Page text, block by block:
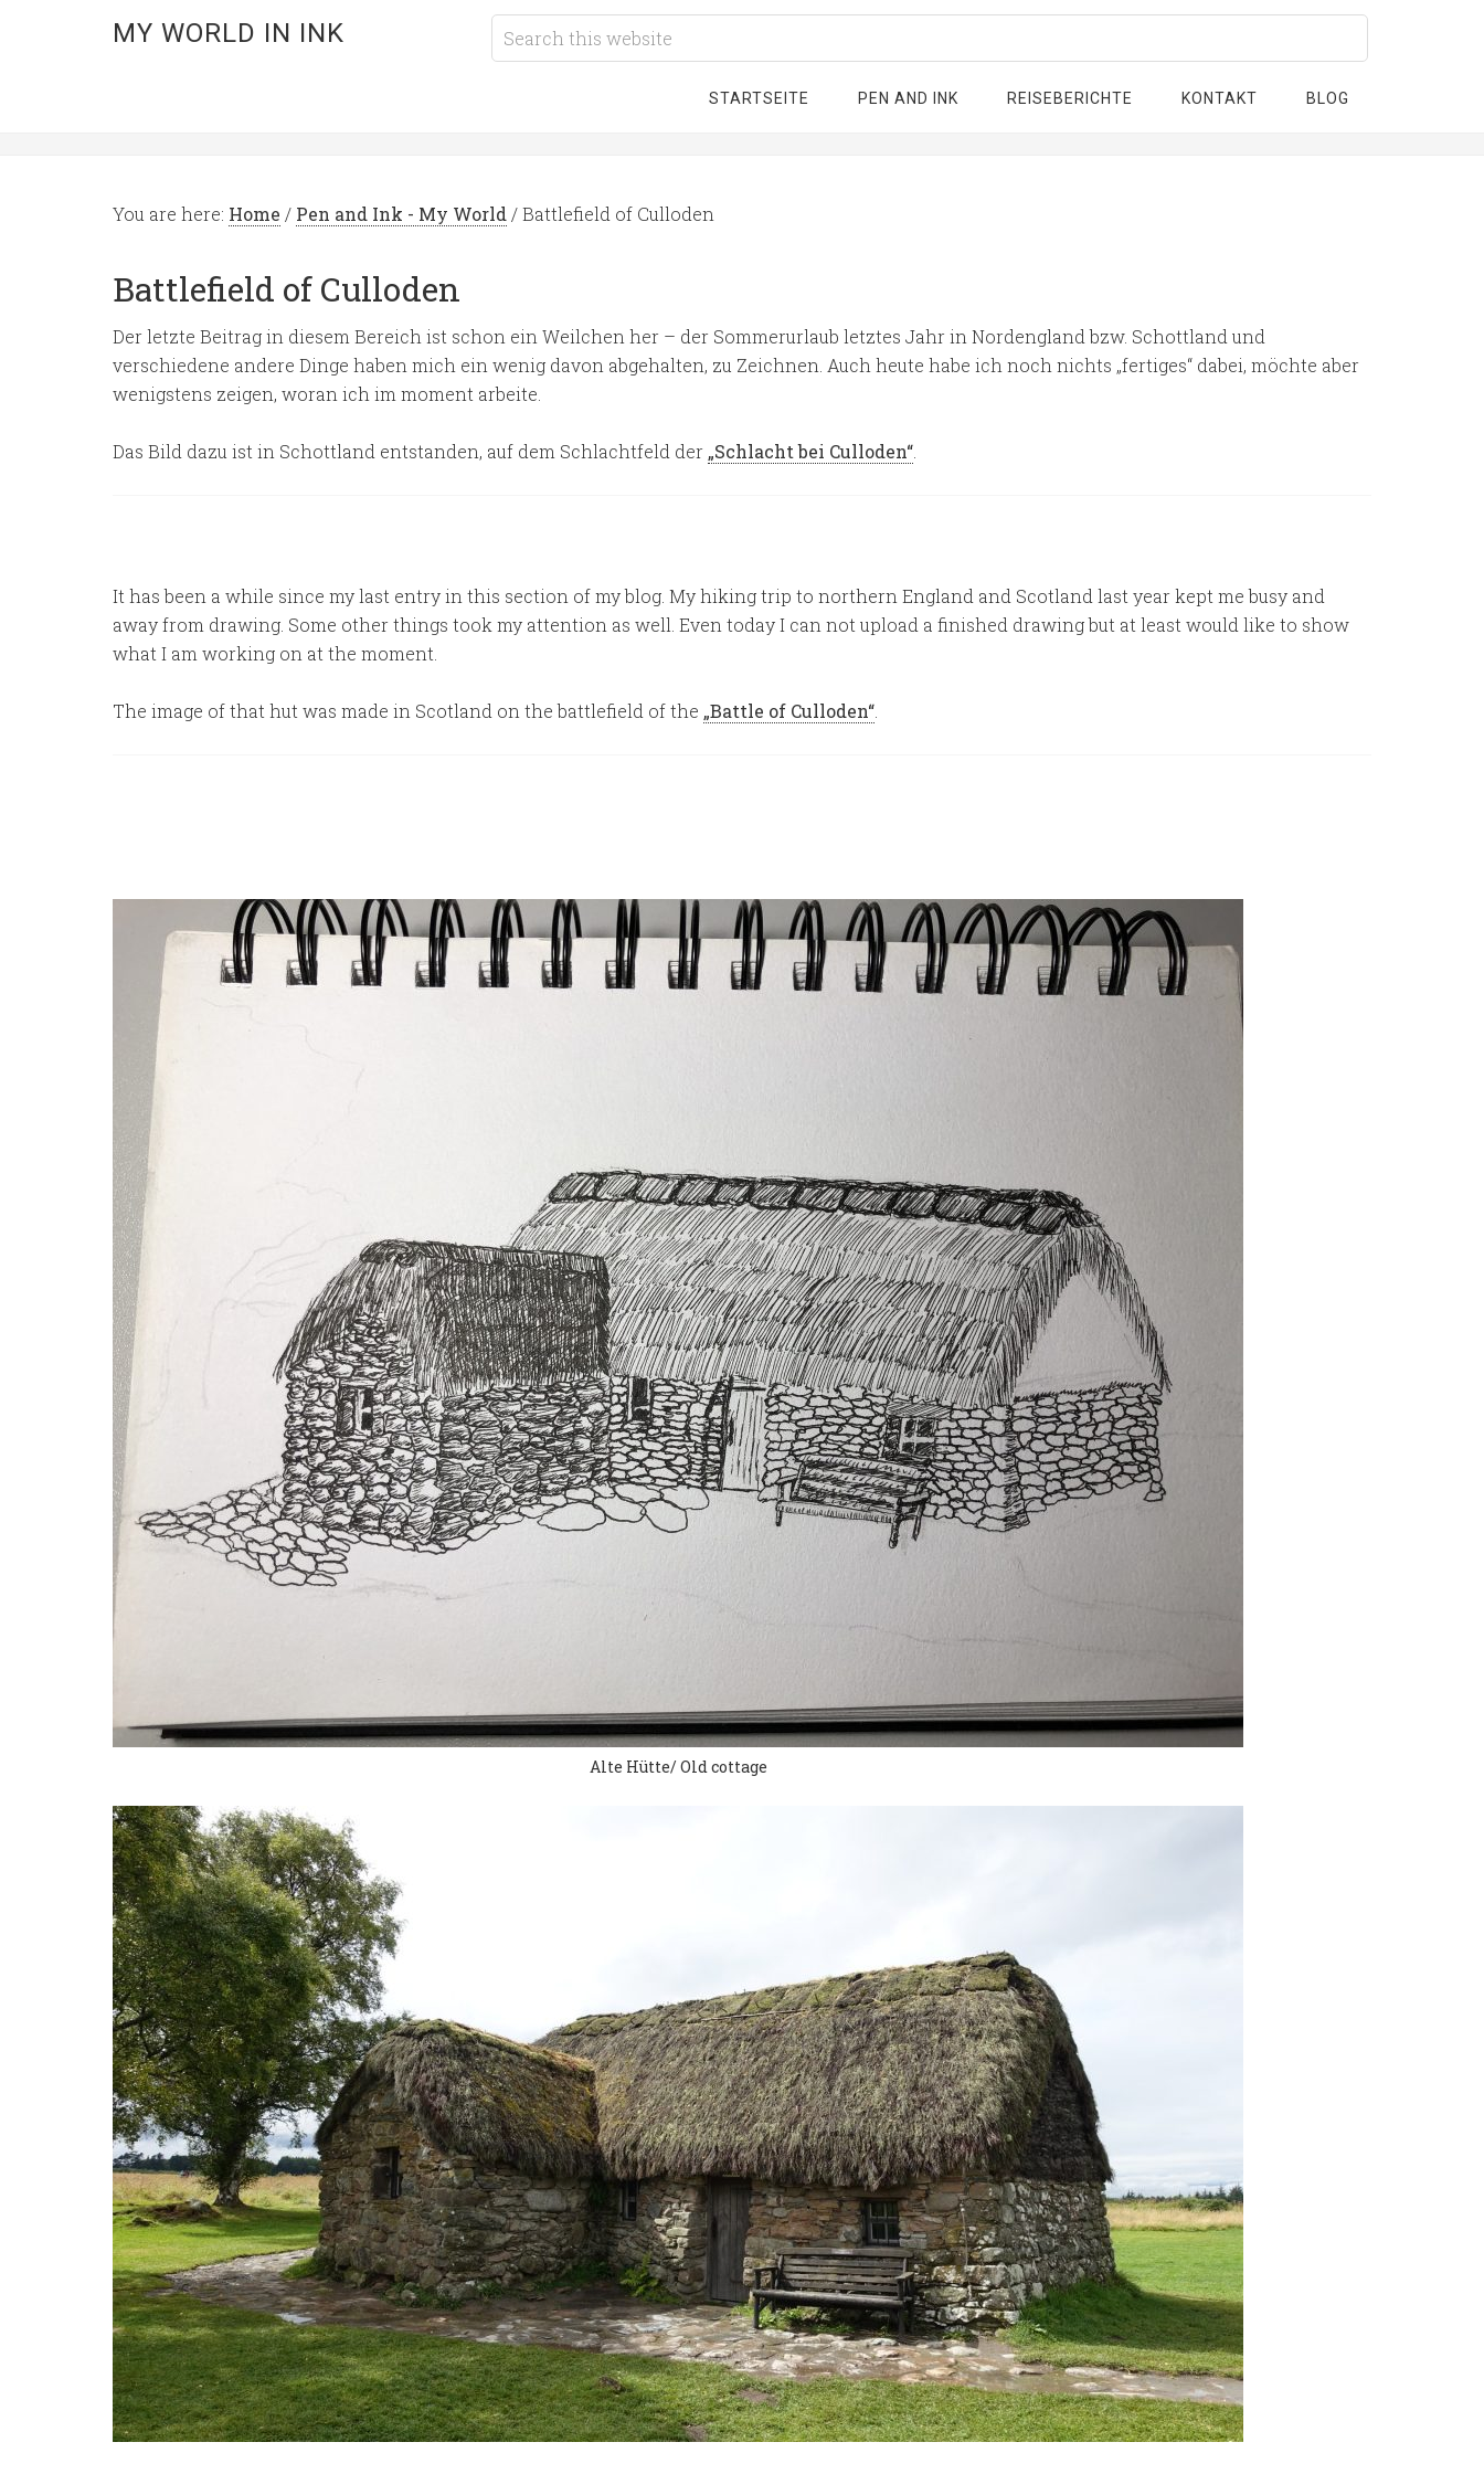
MY WORLD IN INK
STARTSEITE PEN AND INK REISEBERICHTE KONTAKT BLOG
You are here: Home / Pen and Ink - My World /Battlefield of Culloden
Battlefield of Culloden
Der letzte Beitrag in diesem Bereich ist schon ein Weilchen her – der Sommerurlaub letztes Jahr in Nordengland bzw. Schottland und
verschiedene andere Dinge haben mich ein wenig davon abgehalten, zu Zeichnen. Auch heute habe ich noch nichts „fertiges“ dabei, möchte aber
wenigstens zeigen, woran ich im moment arbeite.
Das Bild dazu ist in Schottland entstanden, auf dem Schlachtfeld der „Schlacht bei Culloden“
It has been a while since my last entry in this section of my blog. My hiking trip to northern England and Scotland last year kept me busy and
away from drawing. Some other things took my attention as well. Even today I can not upload a finished drawing but at least would like to show
what I am working on at the moment.
The image of that hut was made in Scotland on the battlefield of the „Battle of Culloden“
Alte Hütte/ Old cottage